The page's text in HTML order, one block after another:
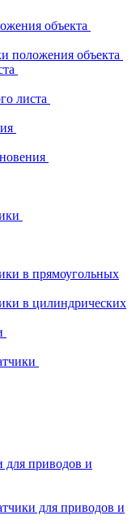
объекта
положения объекта
листа
в прямоугольных
в цилиндрических
для приводов и
для приводов и